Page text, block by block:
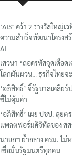
‘AIS’ คว้า 2 รางวัลใหญ่
ความสำเร็จพัฒนาโครง
AI
เสวนา “ถอดรหัสจุดเดือด
โลกผันผวน… ธุรกิจไทยจะ
‘อภิสิทธิ์’ จี้รัฐบาลเคลียร์
ชี้ไม่คุ้มค่า
‘อภิสิทธิ์’ เผย ปชป. ลุย
แพลตฟอร์มดิจิทัลของ สส
นายกฯ ย้ำกลาง ครม. ไม่
เชื่อมั่นรัฐมนตรีทุกคน